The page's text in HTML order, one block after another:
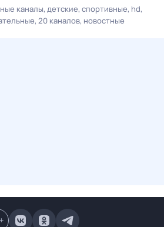
каналы детские спортивные hd
20 каналов новостные
+